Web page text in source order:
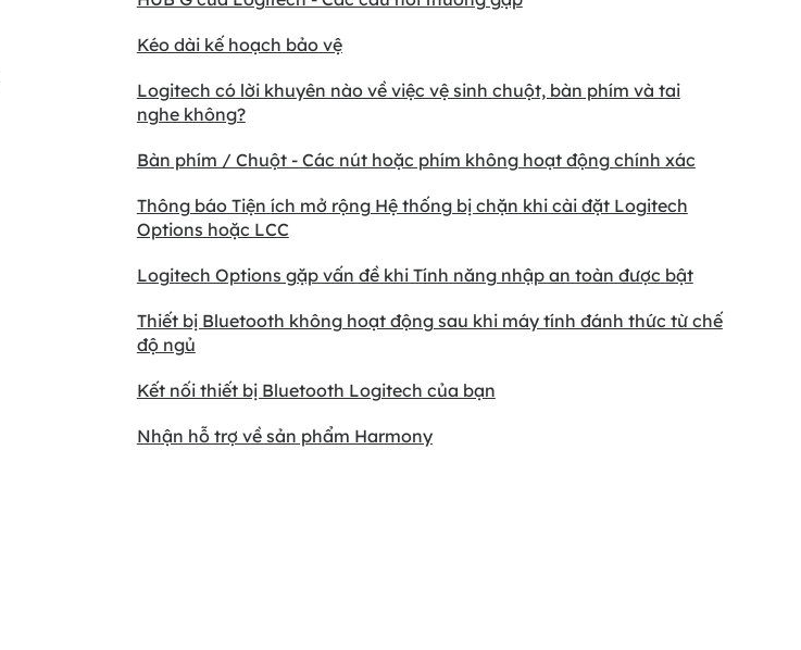
Kéo dài kế hoạch bảo vệ
Logitech có lời khuyên nào về việc vệ sinh chuột, bàn phím và tai
nghe không?
Bàn phím / Chuột - Các nút hoặc phím không hoạt động chính xác
Thông báo Tiện ích mở rộng Hệ thống bị chặn khi cài đặt Logitech
Options hoặc LCC
Logitech Options gặp vấn đề khi Tính năng nhập an toàn được bật
Thiết bị Bluetooth không hoạt động sau khi máy tính đánh thức từ chế
độ ngủ
Kết nối thiết bị Bluetooth Logitech của bạn
Nhận hỗ trợ về sản phẩm Harmony